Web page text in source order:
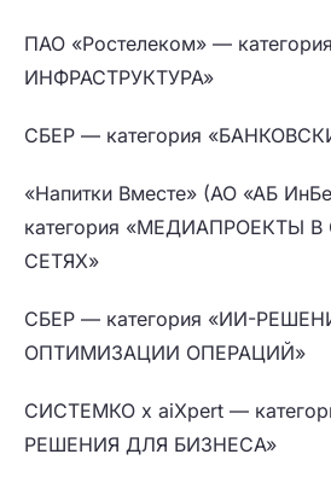
ПАО «Ростелеком» —
ИНФРАСТРУКТУРА»
СБЕР — категория
«Напитки Вместе» (АО «АБ
категория «МЕДИАПРОЕКТЫ
СЕТЯХ»
СБЕР — категория «ИИ-
ОПТИМИЗАЦИИ ОПЕРАЦИЙ»
СИСТЕМКО x aiXpert —
РЕШЕНИЯ ДЛЯ БИЗНЕСА»